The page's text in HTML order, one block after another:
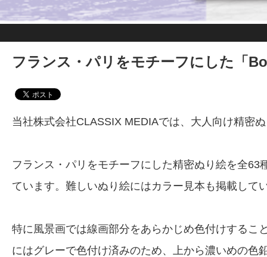
フランス・パリをモチーフにした「
当社株式会社CLASSIX MEDIAでは、大人向け精密
フランス・パリをモチーフにした精密ぬり絵を全
ています。難しいぬり絵にはカラー見本も掲載して
特に風景画では線画部分をあらかじめ色付けするこ
にはグレーで色付け済みのため、上から濃いめの色